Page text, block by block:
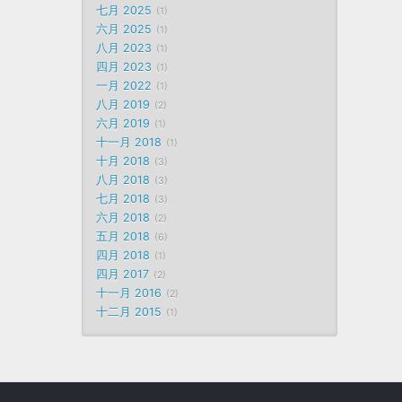
七月 2025 1
六月 2025 1
八月 2023 1
四月 2023 1
一月 2022 1
八月 2019 2
六月 2019 1
十一月 2018 1
十月 2018 3
八月 2018 3
七月 2018 3
六月 2018 2
五月 2018 6
四月 2018 1
四月 2017 2
十一月 2016 2
十二月 2015 1